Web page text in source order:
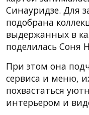
Синауридзе. Для
подобрана
выдержанных в
поделилась Соня
При этом она
сервиса и меню,
похвастаться
интерьером и